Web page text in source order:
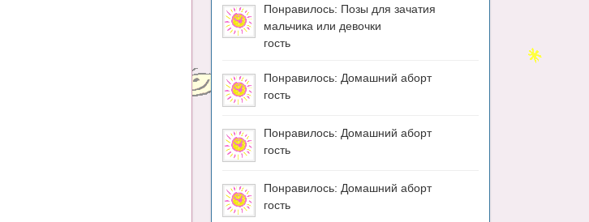
Понравилось: Позы для зачатия
мальчика или девочки
гость
Понравилось: Домашний аборт
гость
Понравилось: Домашний аборт
гость
Понравилось: Домашний аборт
гость